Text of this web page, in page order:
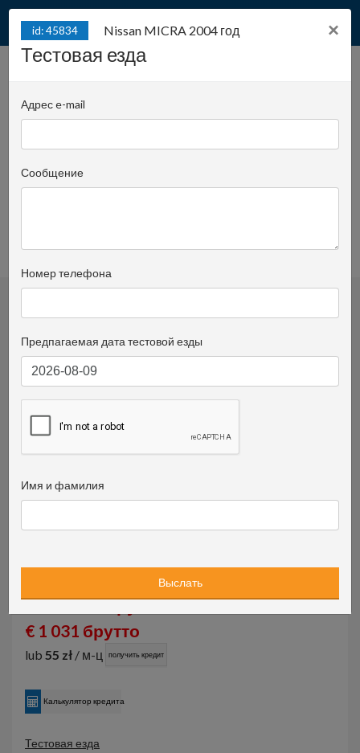
Juliana Konstantego Ordona 2A - biuro A |
Позиция:
просмотренное
4 900 PLN брутто
€ 1 031 брутто
lub 55 zł / м-ц получить кредит
Калькулятор кредита
Тестовая езда
×
id: 45834 Nissan MICRA 2004 год
Тестовая езда
Адрес e-mail
Сообщение
Номер телефона
Предпагаемая дата тестовой езды
Имя и фамилия